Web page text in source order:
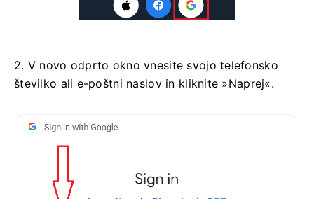
2. V novo odprto okno vnesite svojo telefonsko
številko ali e-poštni naslov in kliknite »Naprej«.